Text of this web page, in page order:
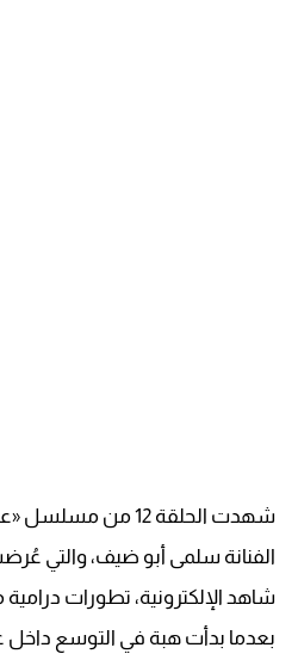
شهدت الحلقة 12 من
شاهد الإلكترونية، تطورات
بعدما بدأت هبة في التوسع داخل